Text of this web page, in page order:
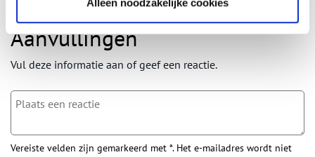
Aanvullingen
Vul deze informatie aan of geef een reactie.
Vereiste velden zijn gemarkeerd met *. Het e-mailadres wordt niet